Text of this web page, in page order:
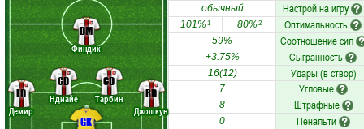
Демир
Ндиайе
Тарбин
Джошкун
Финдик
GK
LD
CD
CD
RD
DM
обычный Настрой на игру
101%1 80%2 Оптимальность
59% Соотношение сил
+3.75% Сыгранность
16(12) Удары (в створ)
7 Угловые
8 Штрафные
0 Пенальти